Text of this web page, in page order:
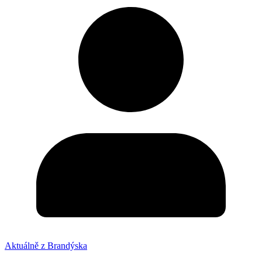
Aktuálně z Brandýska